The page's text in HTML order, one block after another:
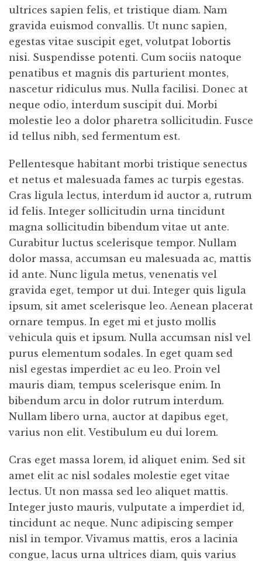
ultrices sapien felis, et tristique diam. Nam
gravida euismod convallis. Ut nunc sapien,
egestas vitae suscipit eget, volutpat lobortis
nisi. Suspendisse potenti. Cum sociis natoque
penatibus et magnis dis parturient montes,
nascetur ridiculus mus. Nulla facilisi. Donec at
neque odio, interdum suscipit dui. Morbi
molestie leo a dolor pharetra sollicitudin. Fusce
id tellus nibh, sed fermentum est.
Pellentesque habitant morbi tristique senectus
et netus et malesuada fames ac turpis egestas.
Cras ligula lectus, interdum id auctor a, rutrum
id felis. Integer sollicitudin urna tincidunt
magna sollicitudin bibendum vitae ut ante.
Curabitur luctus scelerisque tempor. Nullam
dolor massa, accumsan eu malesuada ac, mattis
id ante. Nunc ligula metus, venenatis vel
gravida eget, tempor ut dui. Integer quis ligula
ipsum, sit amet scelerisque leo. Aenean placerat
ornare tempus. In eget mi et justo mollis
vehicula quis et ipsum. Nulla accumsan nisl vel
purus elementum sodales. In eget quam sed
nisl egestas imperdiet ac eu leo. Proin vel
mauris diam, tempus scelerisque enim. In
bibendum arcu in dolor rutrum interdum.
Nullam libero urna, auctor at dapibus eget,
varius non elit. Vestibulum eu dui lorem.
Cras eget massa lorem, id aliquet enim. Sed sit
amet elit ac nisl sodales molestie eget vitae
lectus. Ut non massa sed leo aliquet mattis.
Integer justo mauris, vulputate a imperdiet id,
tincidunt ac neque. Nunc adipiscing semper
nisl in tempor. Vivamus mattis, eros a lacinia
congue, lacus urna ultrices diam, quis varius